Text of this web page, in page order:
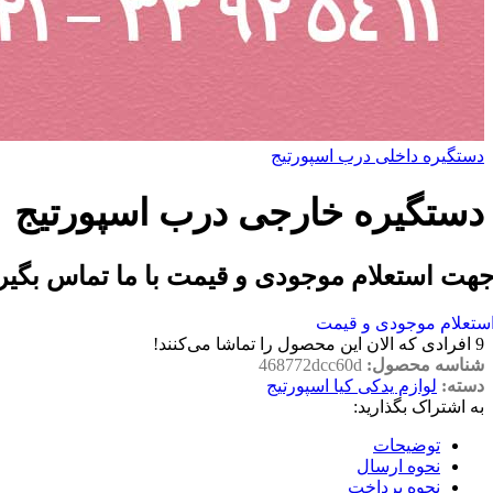
دستگیره داخلی درب اسپورتیج
دستگیره خارجی درب اسپورتیج
استعلام موجودی و قیمت با ما تماس
موجودی و قیمت
9 افرادی که الان این محصول را تماشا می‌کنند!
شناسه محصول: 468772dcc60d
دسته: لوازم یدکی کیا اسپورتیج
به اشتراک بگذارید:
توضیحات
نحوه ارسال
نحوه پرداخت